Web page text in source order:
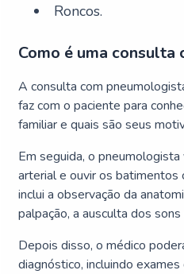
Roncos.
Como é uma
A consulta com
faz com o paciente para
familiar e quais são seus
Em seguida, o
arterial e ouvir os batimentos
inclui a observação da
palpação, a ausculta dos
Depois disso, o médico
diagnóstico, incluindo